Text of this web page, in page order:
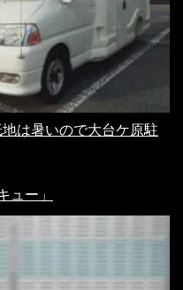
地は暑いので大台ケ原駐
ー」